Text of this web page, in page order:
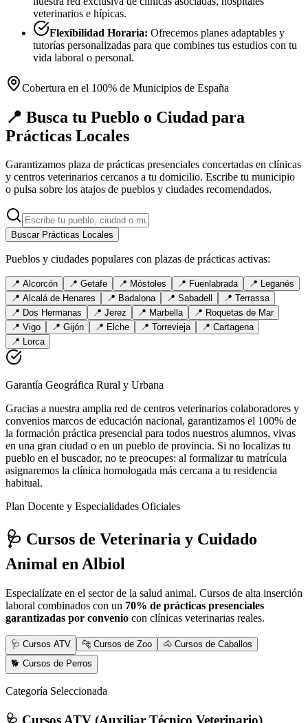
veterinarios e hípicas.
Flexibilidad Horaria: Ofrecemos planes adaptables y
tutorías personalizadas para que combines tus estudios con tu
vida laboral o personal.
Cobertura en el 100% de Municipios de España
📍 Busca tu Pueblo o Ciudad para
Prácticas Locales
Garantizamos plaza de prácticas presenciales concertadas en clínicas
y centros veterinarios cercanos a tu domicilio. Escribe tu municipio
o pulsa sobre los atajos de pueblos y ciudades recomendados.
Buscar Prácticas Locales
Pueblos y ciudades populares con plazas de prácticas activas:
📍 Alcorcón 📍 Getafe 📍 Móstoles 📍 Fuenlabrada 📍 Leganés
📍 Alcalá de Henares 📍 Badalona 📍 Sabadell 📍 Terrassa
📍 Dos Hermanas 📍 Jerez 📍 Marbella 📍 Roquetas de Mar
📍 Vigo 📍 Gijón 📍 Elche 📍 Torrevieja 📍 Cartagena
📍 Lorca
Garantía Geográfica Rural y Urbana
Gracias a nuestra amplia red de centros veterinarios colaboradores y
convenios marcos de educación nacional, garantizamos el 100% de
la formación práctica presencial para todos nuestros alumnos, vivas
en una gran ciudad o en un pueblo de provincia. Si no localizas tu
pueblo en el buscador, no te preocupes: al formalizar tu matrícula
asignaremos la clínica homologada más cercana a tu residencia
habitual.
Plan Docente y Especialidades Oficiales
🩺 Cursos de Veterinaria y Cuidado
Animal en Albiol
Especialízate en el sector de la salud animal. Cursos de alta inserción
laboral combinados con un 70% de prácticas presenciales
garantizadas por convenio con clínicas veterinarias reales.
🩺 Cursos ATV 🐆 Cursos de Zoo
🐴 Cursos de Caballos
🐕 Cursos de Perros
Categoría Seleccionada
🩺 Cursos ATV (Auxiliar Técnico Veterinario)